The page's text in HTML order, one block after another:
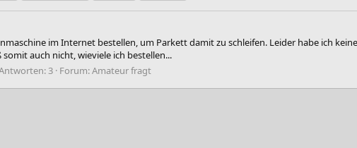
im Internet bestellen, um Parkett damit zu schleifen. Leider habe ich
auch nicht, wieviele ich bestellen...
3 Forum:Amateur fragt